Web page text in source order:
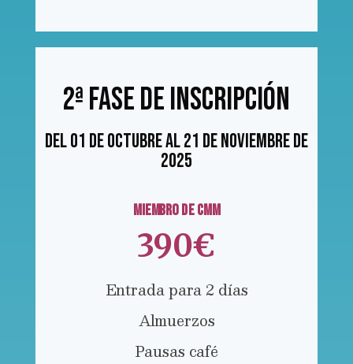
2ª fase de inscripción
Del 01 de octubre al 21 de noviembre de
2025
MIEMBRO DE CMM
390€
Entrada para 2 días
Almuerzos
Pausas café